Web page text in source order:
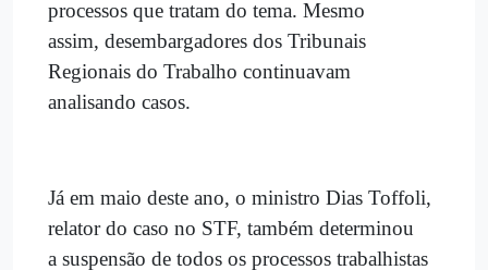
processos que tratam do tema. Mesmo
assim, desembargadores dos Tribunais
Regionais do Trabalho continuavam
analisando casos.
Já em maio deste ano, o ministro Dias Toffoli,
relator do caso no STF, também determinou
a suspensão de todos os processos trabalhistas